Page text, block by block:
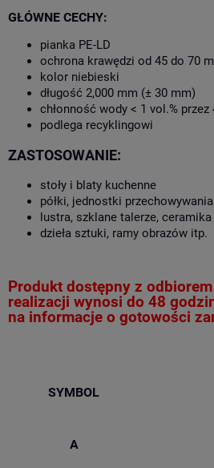
GŁÓWNE CECHY:
pianka PE-LD
ochrona krawędzi od 45 do 70
kolor niebieski
długość 2,000 mm (± 30 mm)
chłonność wody < 1 vol.% przez
podlega recyklingowi
ZASTOSOWANIE:
stoły i blaty kuchenne
półki, jednostki
lustra, szklane talerze, ceramika
dzieła sztuki, ramy obrazów itp.
Produkt dostępny z
realizacji wynosi do 48
na informacje o gotowości
SYMBOL
A